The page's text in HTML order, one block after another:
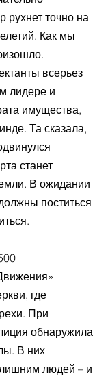
рухнет точно на
Как мы
всерьез
лидере и
имущества,
Та сказала,
станет
В ожидании
поститься
где
При
обнаружила
В них
людей – и